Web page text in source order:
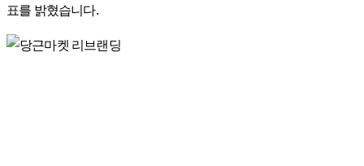
표를 밝혔습니다.